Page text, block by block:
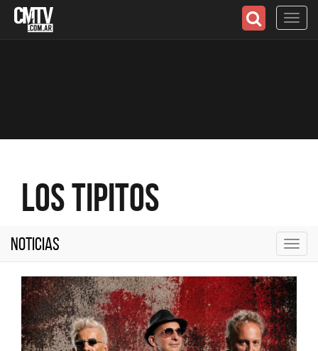
Los Tipitos
Noticias